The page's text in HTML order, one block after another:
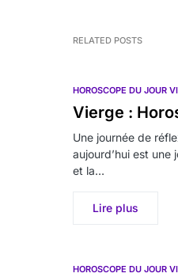
RELATED POSTS
HOROSCOPE DU JOUR
Vierge :
Une journée de
aujourd’hui est
et la…
Lire plus
HOROSCOPE DU JOUR